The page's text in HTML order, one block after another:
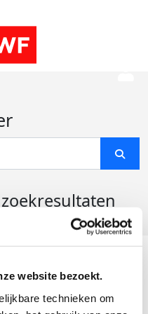
website bezoekt.
technieken om